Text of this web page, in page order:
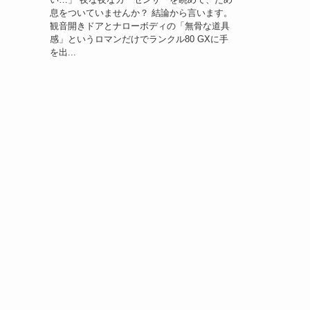
息をついていませんか？ 結論から言います。
観音開きドアとナローボディの「無骨な道具
感」というロマンだけでランクル80 GXに手
を出...